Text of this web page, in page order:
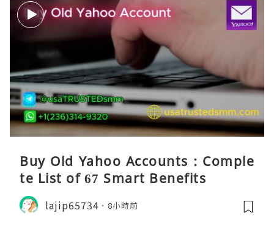
Buy Old Yahoo Accounts : Comple
te List of 67 Smart Benefits
lajip65734 8小時前